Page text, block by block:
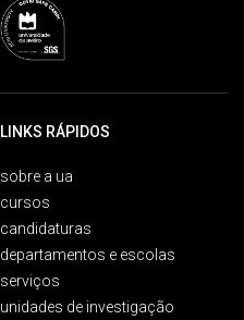
LINKS RÁPIDOS
sobre a ua
cursos
candidaturas
departamentos e escolas
serviços
unidades de investigação